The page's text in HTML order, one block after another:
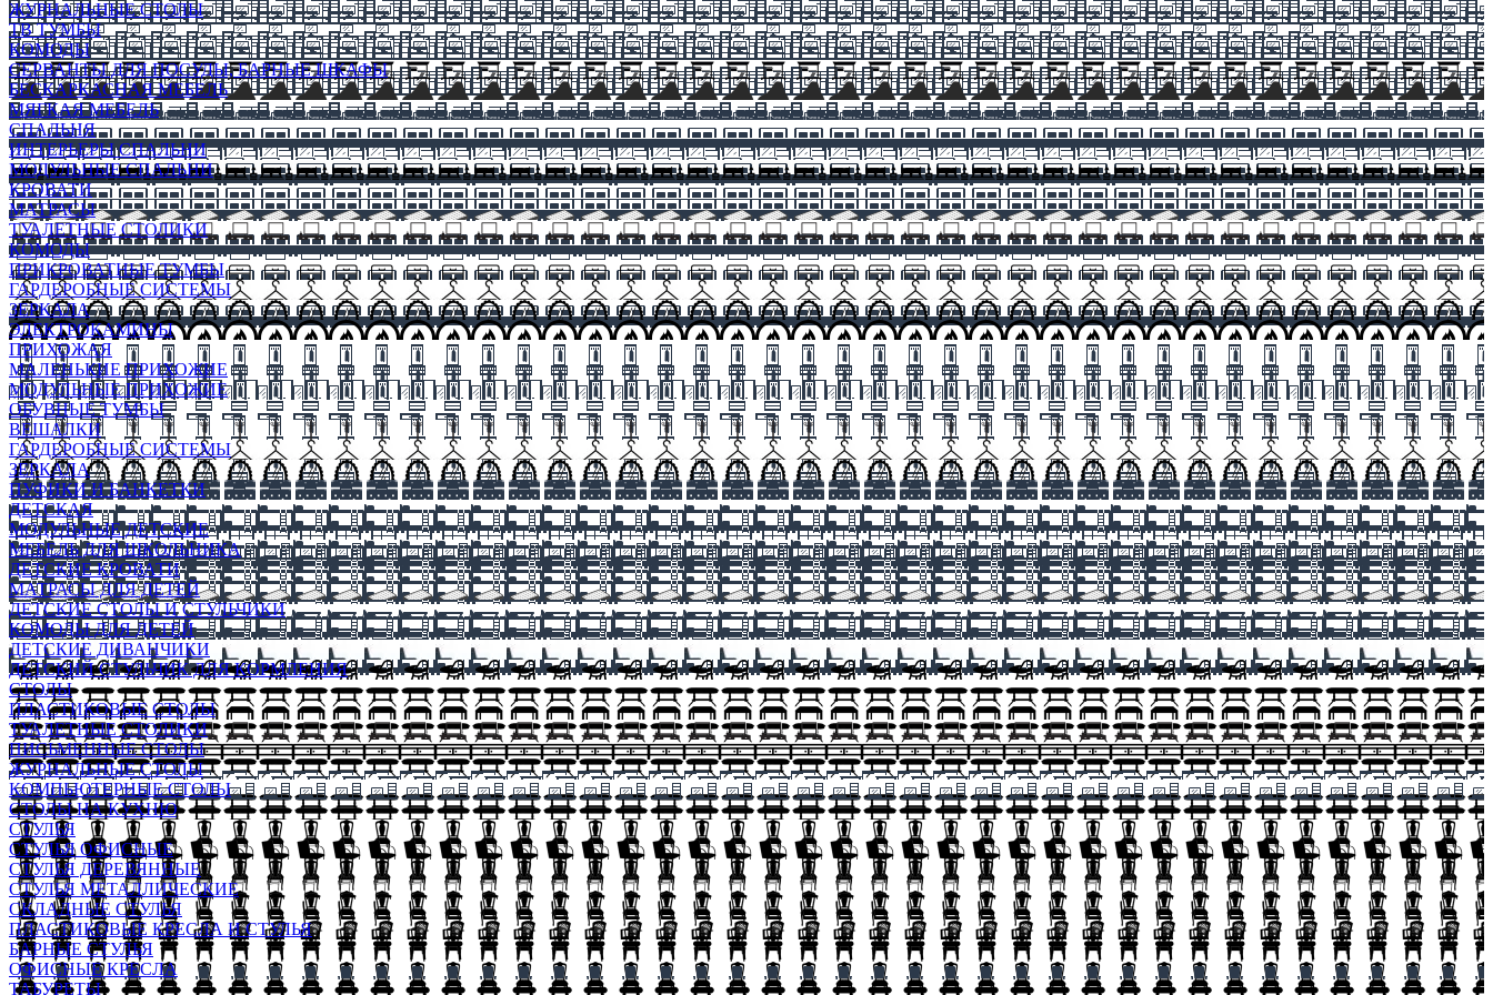
ЖУРНАЛЬНЫЕ СТОЛЫ
ТВ ТУМБЫ
КОМОДЫ
СЕРВАНТЫ ДЛЯ ПОСУДЫ, БАРНЫЕ ШКАФЫ
БЕСКАРКАСНАЯ МЕБЕЛЬ
МЯГКАЯ МЕБЕЛЬ
СПАЛЬНЯ
ИНТЕРЬЕРЫ СПАЛЬНИ
МОДУЛЬНЫЕ СПАЛЬНИ
КРОВАТИ
МАТРАСЫ
ТУАЛЕТНЫЕ СТОЛИКИ
КОМОДЫ
ПРИКРОВАТНЫЕ ТУМБЫ
ГАРДЕРОБНЫЕ СИСТЕМЫ
ЗЕРКАЛА
ЭЛЕКТРОКАМИНЫ
ПРИХОЖАЯ
МАЛЕНЬКИЕ ПРИХОЖИЕ
МОДУЛЬНЫЕ ПРИХОЖИЕ
ОБУВНЫЕ ТУМБЫ
ВЕШАЛКИ
ГАРДЕРОБНЫЕ СИСТЕМЫ
ЗЕРКАЛА
ПУФИКИ И БАНКЕТКИ
ДЕТСКАЯ
МОДУЛЬНЫЕ ДЕТСКИЕ
МЕБЕЛЬ ДЛЯ ШКОЛЬНИКА
ДЕТСКИЕ КРОВАТИ
МАТРАСЫ ДЛЯ ДЕТЕЙ
ДЕТСКИЕ СТОЛЫ И СТУЛЬЧИКИ
КОМОДЫ ДЛЯ ДЕТЕЙ
ДЕТСКИЕ ДИВАНЧИКИ
ДЕТСКИЙ СТУЛЬЧИК ДЛЯ КОРМЛЕНИЯ
СТОЛЫ
ПЛАСТИКОВЫЕ СТОЛЫ
ТУАЛЕТНЫЕ СТОЛИКИ
ПИСЬМЕННЫЕ СТОЛЫ
ЖУРНАЛЬНЫЕ СТОЛЫ
КОМПЬЮТЕРНЫЕ СТОЛЫ
СТОЛЫ НА КУХНЮ
СТУЛЬЯ
СТУЛЬЯ ОФИСНЫЕ
СТУЛЬЯ ДЕРЕВЯННЫЕ
СТУЛЬЯ МЕТАЛЛИЧЕСКИЕ
СКЛАДНЫЕ СТУЛЬЯ
ПЛАСТИКОВЫЕ КРЕСЛА И СТУЛЬЯ
БАРНЫЕ СТУЛЬЯ
ОФИСНЫЕ КРЕСЛА
ТАБУРЕТЫ